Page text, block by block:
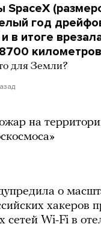
SpaceX
год
в итоге
для Земли?
на
о
хакеров
сетей Wi-Fi в